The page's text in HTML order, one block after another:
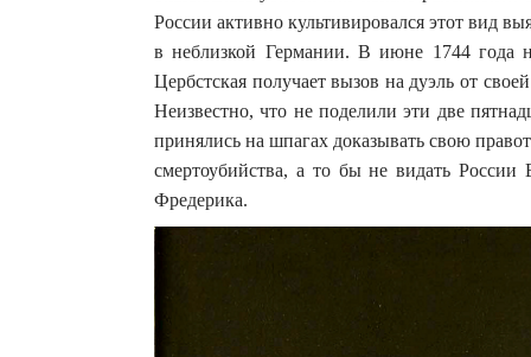
России активно культивировался этот вид
в неблизкой Германии. В июне 1744 года
Цербстская получает вызов на дуэль от
Неизвестно, что не поделили эти две
принялись на шпагах доказывать свою
смертоубийства, а то бы не видать
Фредерика.